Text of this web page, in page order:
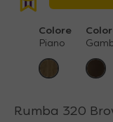
Colore
Piano
Rumba 320